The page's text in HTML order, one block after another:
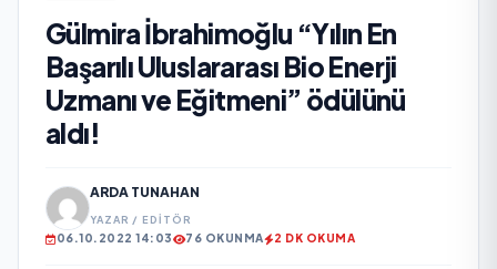
Gülmira İbrahimoğlu “Yılın En
Başarılı Uluslararası Bio Enerji
Uzmanı ve Eğitmeni” ödülünü
aldı!
ARDA TUNAHAN
YAZAR / EDITÖR
06.10.2022 14:03 76 OKUNMA 2 DK OKUMA